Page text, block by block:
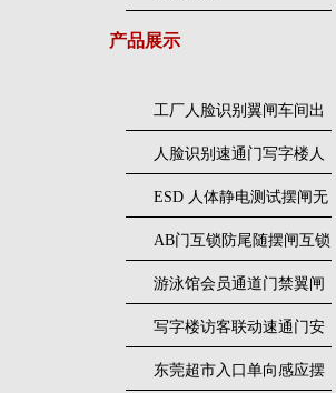
产品展示
工厂人脸识别翼闸车间出
入口人行通道门禁
人脸识别速通门写字楼人
行通道闸门禁设备
ESD 人体静电测试摆闸无
尘车间防静电闸机
AB门互锁防尾随摆闸互锁
闸机
游泳馆会员通道门禁翼闸
写字楼访客联动速通门安
装
东莞超市入口单向感应摆